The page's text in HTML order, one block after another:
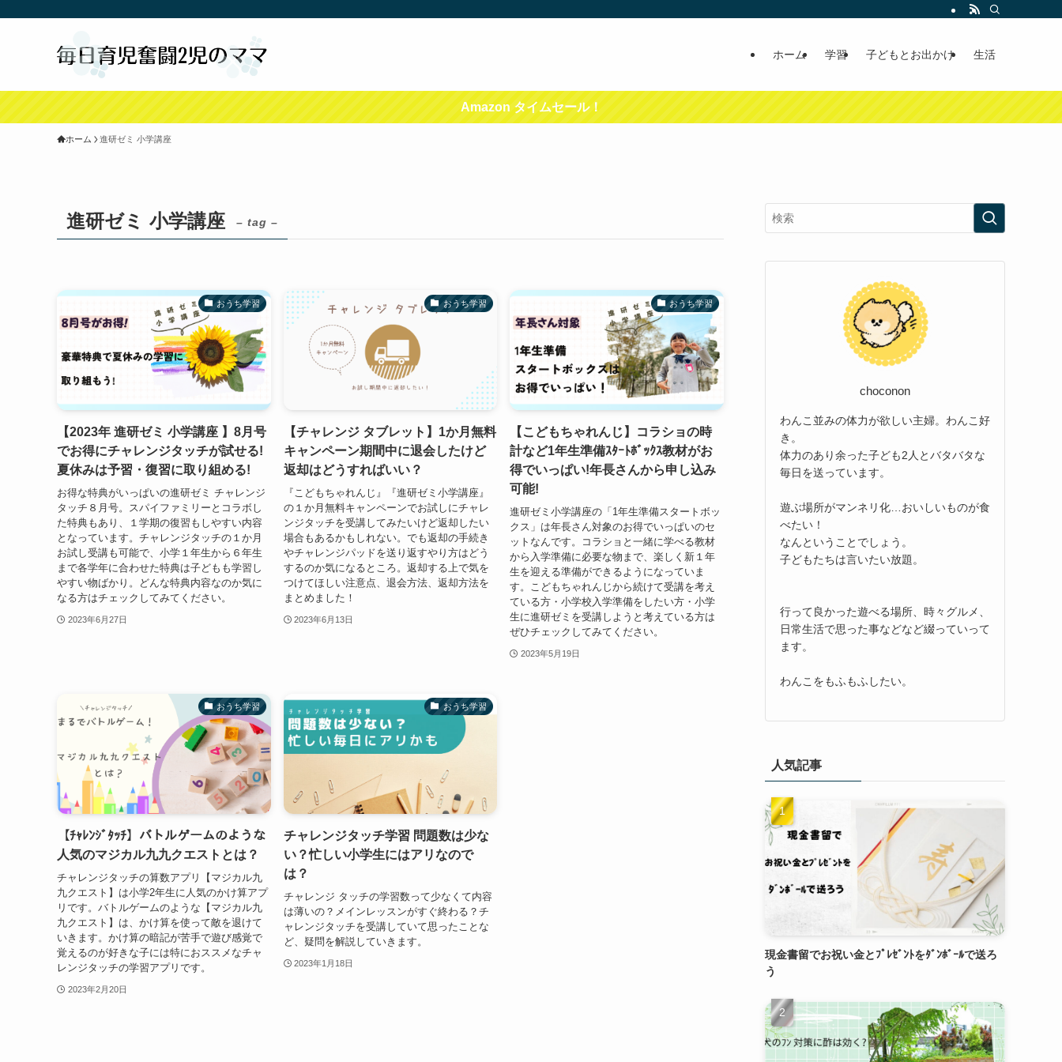
ホーム 学習 子どもとお出かけ 生活
Amazon タイムセール！
ホーム 進研ゼミ 小学講座
進研ゼミ 小学講座 – tag –
おうち学習
【2023年 進研ゼミ 小学講座 】8月号
でお得にチャレンジタッチが試せる!
夏休みは予習・復習に取り組める!
お得な特典がいっぱいの進研ゼミ チャレンジ
タッチ８月号。スパイファミリーとコラボし
た特典もあり、１学期の復習もしやすい内容
となっています。チャレンジタッチの１か月
お試し受講も可能で、小学１年生から６年生
まで各学年に合わせた特典は子どもも学習し
やすい物ばかり。どんな特典内容なのか気に
なる方はチェックしてみてください。
2023年6月27日
おうち学習
【チャレンジ タブレット】1か月無料
キャンペーン期間中に退会したけど
返却はどうすればいい？
『こどもちゃれんじ』『進研ゼミ小学講座』
の１か月無料キャンペーンでお試しにチャレ
ンジタッチを受講してみたいけど返却したい
場合もあるかもしれない。でも返却の手続き
やチャレンジパッドを送り返すやり方はどう
するのか気になるところ。返却する上で気を
つけてほしい注意点、退会方法、返却方法を
まとめました！
2023年6月13日
おうち学習
【こどもちゃれんじ】コラショの時
計など1年生準備ｽﾀｰﾄﾎﾞｯｸｽ教材がお
得でいっぱい!年長さんから申し込み
可能!
進研ゼミ小学講座の「1年生準備スタートボッ
クス」は年長さん対象のお得でいっぱいのセ
ットなんです。コラショと一緒に学べる教材
から入学準備に必要な物まで、楽しく新１年
生を迎える準備ができるようになっていま
す。こどもちゃれんじから続けて受講を考え
ている方・小学校入学準備をしたい方・小学
生に進研ゼミを受講しようと考えている方は
ぜひチェックしてみてください。
2023年5月19日
おうち学習
【ﾁｬﾚﾝｼﾞﾀｯﾁ】バトルゲームのような
人気のマジカル九九クエストとは？
チャレンジタッチの算数アプリ【マジカル九
九クエスト】は小学2年生に人気のかけ算アプ
リです。バトルゲームのような【マジカル九
九クエスト】は、かけ算を使って敵を退けて
いきます。かけ算の暗記が苦手で遊び感覚で
覚えるのが好きな子には特におススメなチャ
レンジタッチの学習アプリです。
2023年2月20日
おうち学習
チャレンジタッチ学習 問題数は少な
い？忙しい小学生にはアリなので
は？
チャレンジ タッチの学習数って少なくて内容
は薄いの？メインレッスンがすぐ終わる？チ
ャレンジタッチを受講していて思ったことな
ど、疑問を解説していきます。
2023年1月18日
choconon
わんこ並みの体力が欲しい主婦。わんこ好
き。
体力のあり余った子ども2人とバタバタな
毎日を送っています。
遊ぶ場所がマンネリ化…おいしいものが食
べたい！
なんということでしょう。
子どもたちは言いたい放題。
行って良かった遊べる場所、時々グルメ、
日常生活で思った事などなど綴っていって
ます。
わんこをもふもふしたい。
人気記事
現金書留でお祝い金とﾌﾟﾚｾﾞﾝﾄをﾀﾞﾝﾎﾞｰﾙで送ろ
う